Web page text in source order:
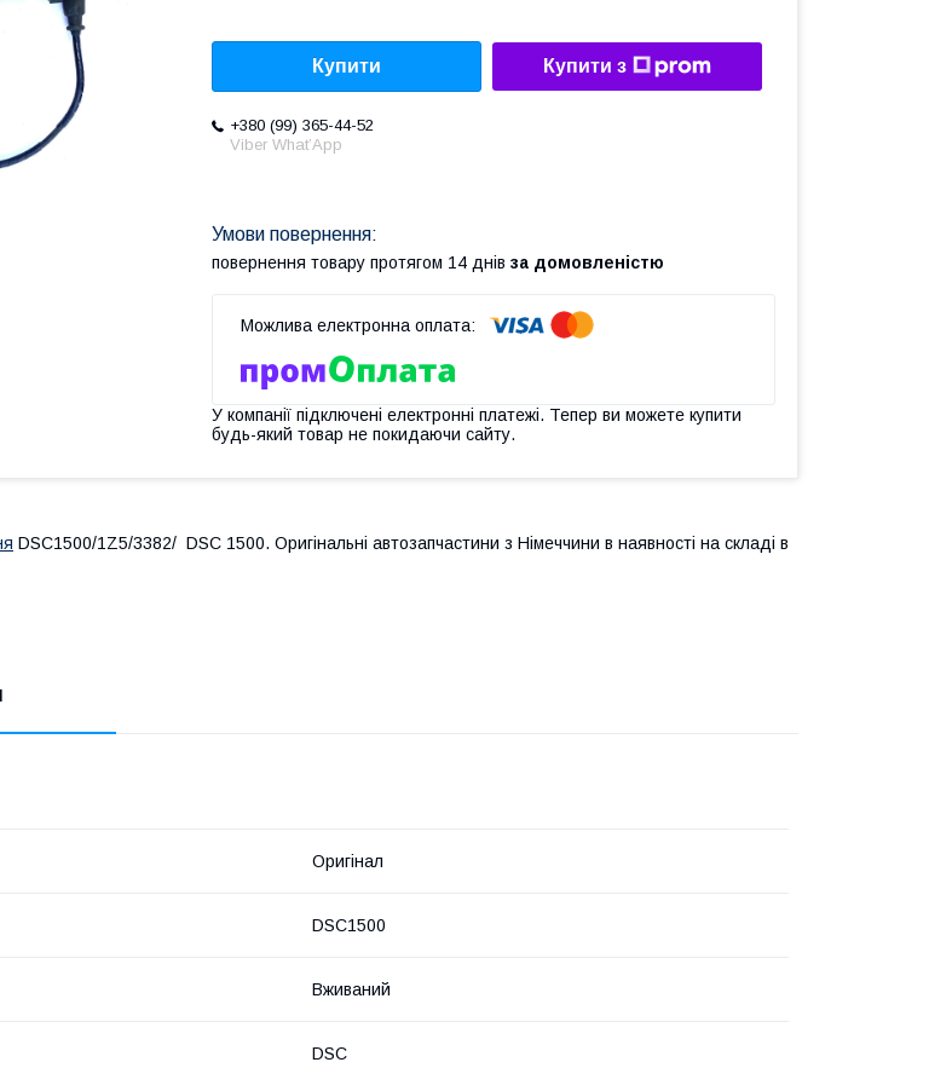
Купити Купити з
+380 (99) 365-44-52
Viber What’App
повернення товару протягом 14 днів за домовленістю
У компанії підключені електронні платежі. Тепер ви можете купити
будь-який товар не покидаючи сайту.
DSC1500/1Z5/3382/ DSC 1500. Оригінальні автозапчастини з Німеччини в наявності на складі в
Оригінал
DSC1500
Вживаний
DSC